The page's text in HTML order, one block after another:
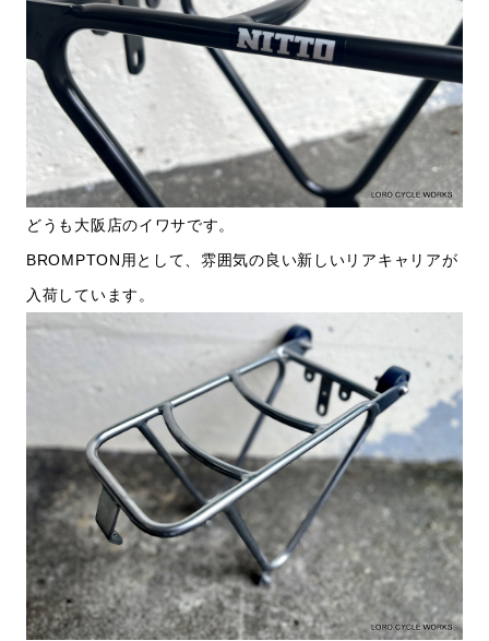
どうも大阪店のイワサです。
BROMPTON用として、雰囲気の良い新しいリアキャリアが
入荷しています。